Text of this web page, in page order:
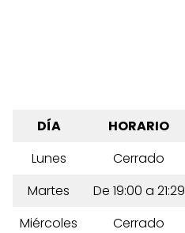
DÍA
HORARIO
Lunes
Cerrado
Martes
De 19:00 a 21:29
Miércoles
Cerrado